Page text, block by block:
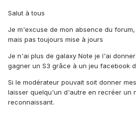
Salut à tous
Je m'excuse de mon absence du
mais pas toujours mise à jours
Je n'ai plus de galaxy Note je l'ai
gagner un S3 grâce à un jeu facebook
Si le modérateur pouvait soit donner
laisser quelqu'un d'autre en recréer un
reconnaissant.